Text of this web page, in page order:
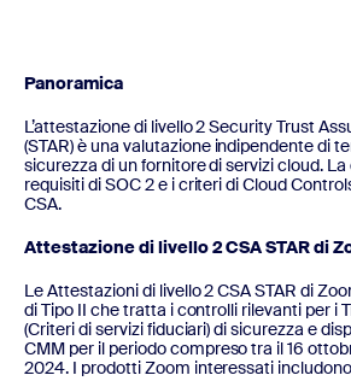
Panoramica
L’attestazione di livello 2 Security Trust
(STAR) è una valutazione indipendente di
sicurezza di un fornitore di servizi cloud.
requisiti di SOC 2 e i criteri di Cloud
CSA.
Attestazione di livello 2 CSA STAR di
Le Attestazioni di livello 2 CSA STAR di
di Tipo II che tratta i controlli rilevanti per i
(Criteri di servizi fiduciari) di sicurezza e
CMM per il periodo compreso tra il 16
2024. I prodotti Zoom interessati